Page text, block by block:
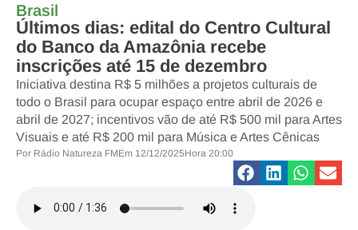
Brasil
Últimos dias: edital do Centro Cultural
do Banco da Amazônia recebe
inscrições até 15 de dezembro
Iniciativa destina R$ 5 milhões a projetos culturais de
todo o Brasil para ocupar espaço entre abril de 2026 e
abril de 2027; incentivos vão de até R$ 500 mil para Artes
Visuais e até R$ 200 mil para Música e Artes Cênicas
Por Rádio Natureza FMEm 12/12/2025Hora 20:00